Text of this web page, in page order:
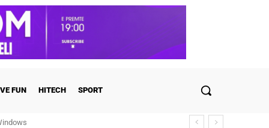
FUN HITECH SPORT